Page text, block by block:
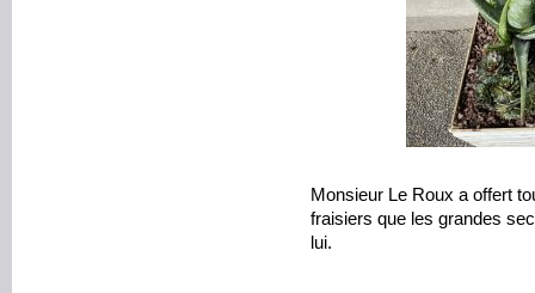
Monsieur Le Roux a offert
fraisiers que les grandes
lui.